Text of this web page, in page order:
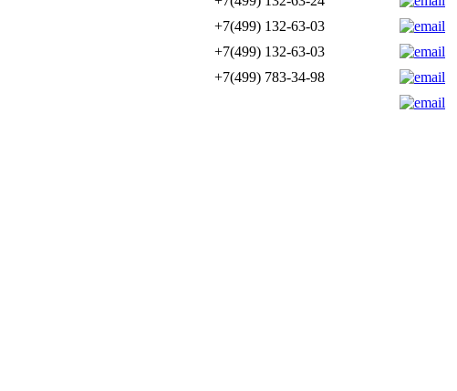
+7(499) 132-63-03
+7(499) 132-63-03
+7(499) 783-34-98